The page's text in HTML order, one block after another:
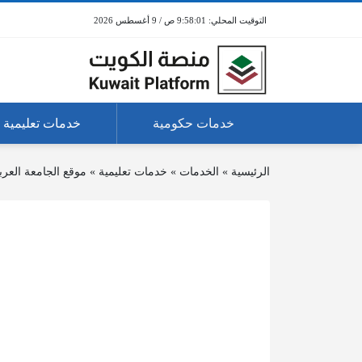
9:58:01 ص / 9 أغسطس 2026
خدمات حكومية خدمات تعليمية
الرئيسية » الخدمات » خدمات تعليمية » موقع الجامعة